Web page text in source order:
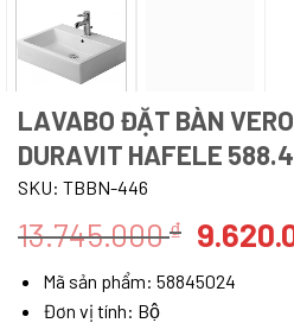
LAVABO ĐẶT BÀN
DURAVIT HAFELE
SKU: TBBN-446
13.745.000₫ Giá
là:
Mã sản phẩm: 58845024
Đơn vị tính: Bộ